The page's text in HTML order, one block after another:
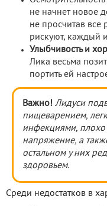
не начнет новое
не просчитав все
рискуют, каждый
Улыбчивость и
Лика весьма
портить ей
Важно! Лидуси
пищеварением,
инфекциями, плохо
напряжение, а
остальном у них
здоровьем.
Среди недостатков в